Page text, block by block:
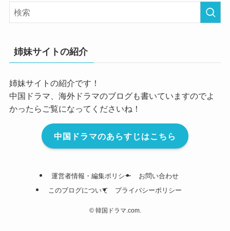
姉妹サイトの紹介
姉妹サイトの紹介です！
中国ドラマ、海外ドラマのブログも書いていますのでよ
かったらご覧になってくださいね！
中国ドラマのあらすじはこちら
運営者情報・編集ポリシー
お問い合わせ
このブログについて
プライバシーポリシー
©韓国ドラマ.com.